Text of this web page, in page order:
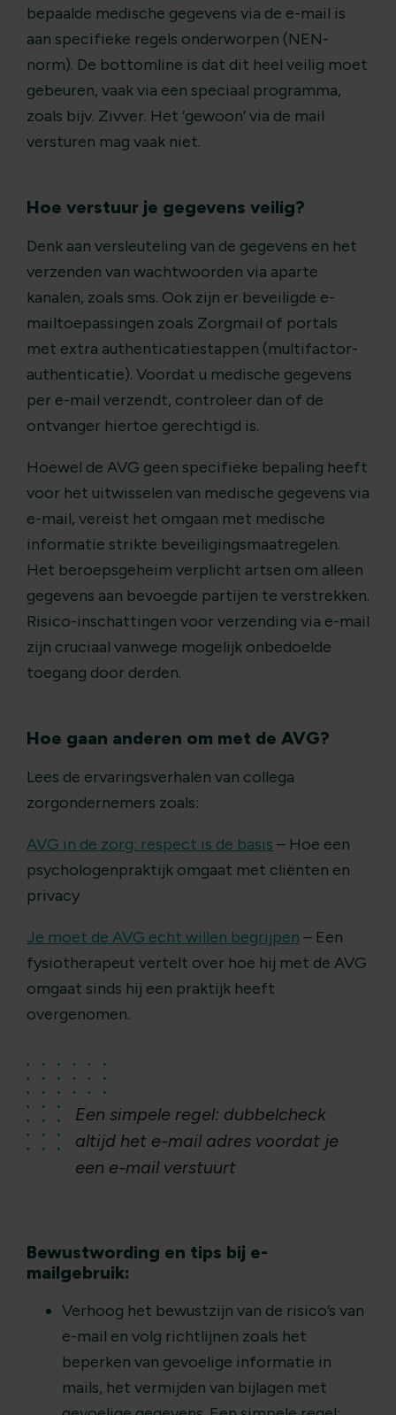
bepaalde medische gegevens via de e-mail is
aan specifieke regels onderworpen (NEN-
norm). De bottomline is dat dit heel veilig moet
gebeuren, vaak via een speciaal programma,
zoals bijv. Zivver. Het ‘gewoon’ via de mail
versturen mag vaak niet.
Hoe verstuur je gegevens veilig?
Denk aan versleuteling van de gegevens en het
verzenden van wachtwoorden via aparte
kanalen, zoals sms. Ook zijn er beveiligde e-
mailtoepassingen zoals Zorgmail of portals
met extra authenticatiestappen (multifactor-
authenticatie). Voordat u medische gegevens
per e-mail verzendt, controleer dan of de
ontvanger hiertoe gerechtigd is.
Hoewel de AVG geen specifieke bepaling heeft
voor het uitwisselen van medische gegevens via
e-mail, vereist het omgaan met medische
informatie strikte beveiligingsmaatregelen.
Het beroepsgeheim verplicht artsen om alleen
gegevens aan bevoegde partijen te verstrekken.
Risico-inschattingen voor verzending via e-mail
zijn cruciaal vanwege mogelijk onbedoelde
toegang door derden.
Hoe gaan anderen om met de AVG?
Lees de ervaringsverhalen van collega
zorgondernemers zoals:
AVG in de zorg: respect is de basis – Hoe een
psychologenpraktijk omgaat met cliënten en
privacy
Je moet de AVG echt willen begrijpen – Een
fysiotherapeut vertelt over hoe hij met de AVG
omgaat sinds hij een praktijk heeft
overgenomen.
Een simpele regel: dubbelcheck
altijd het e-mail adres voordat je
een e-mail verstuurt
Bewustwording en tips bij e-
mailgebruik:
Verhoog het bewustzijn van de risico’s van
e-mail en volg richtlijnen zoals het
beperken van gevoelige informatie in
mails, het vermijden van bijlagen met